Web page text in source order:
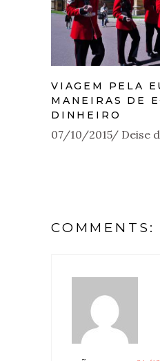
VIAGEM PELA
MANEIRAS DE
DINHEIRO
07/10/2015 Deise
COMMENTS: